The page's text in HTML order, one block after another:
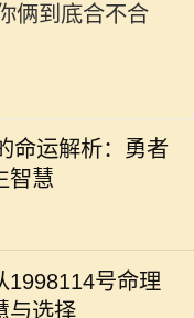
俩到底合不合
命运解析：勇者
智慧
一年出生的虎年人性
满活力。他们天生
敢无畏，善于探索
1998114号命理
与选择
，命理被认为是了
势的重要方式。
表了特定的生辰八